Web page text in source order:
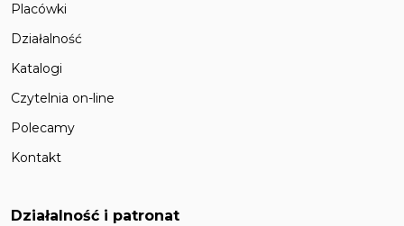
Placówki
Działalność
Katalogi
Czytelnia on-line
Polecamy
Kontakt
Działalność i patronat